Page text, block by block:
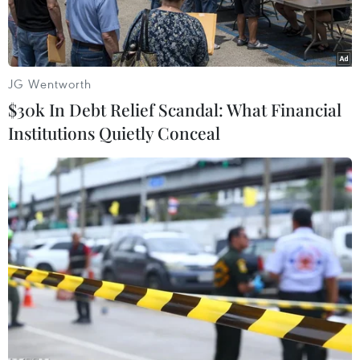
Bơm xăng cho phương tiện tại một trạm bán xăng ở New York,
Mỹ ngày 8/3/2022. (Ảnh: THX/TTXVN)
Giá dầu thế giới giảm hơn 5% trong phiên ngày
14/3 xuống mức thấp nhất trong gần hai tuần
trong bối cảnh thị trường hy vọng về một tiến
JG Wentworth
$30k In Debt Relief Scandal: What Financial
Institutions Quietly Conceal